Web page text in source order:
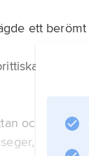
ett
fartyg
och Pierre